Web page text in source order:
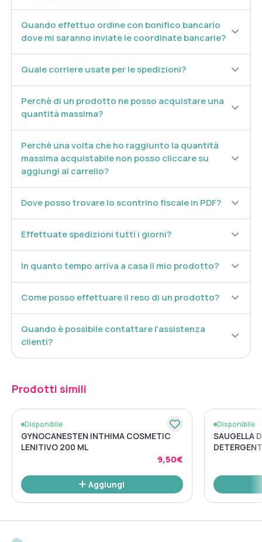
Quando effettuo ordine con bonifico bancario
dove mi saranno inviate le coordinate bancarie?
Quale corriere usate per le spedizioni?
Perchè di un prodotto ne posso acquistare una
quantità massima?
Perchè una volta che ho raggiunto la quantità
massima acquistabile non posso cliccare su
aggiungi al carrello?
Dove posso trovare lo scontrino fiscale in PDF?
Effettuate spedizioni tutti i giorni?
In quanto tempo arriva a casa il mio prodotto?
Come posso effettuare il reso di un prodotto?
Quando è possibile contattare l'assistenza
clienti?
Prodotti simili
Disponibile
GYNOCANESTEN INTHIMA COSMETIC
LENITIVO 200 ML
9,50€
Aggiungi
Disponibile
SAUGELLA